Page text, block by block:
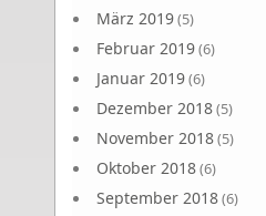
März 2019(5)
Februar 2019(6)
Januar 2019(6)
Dezember 2018(5)
November 2018(5)
Oktober 2018(6)
September 2018(6)